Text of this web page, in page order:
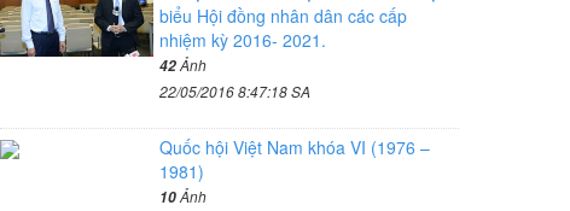
biểu Hội đồng nhân dân các cấp
nhiệm kỳ 2016- 2021.
42Ảnh
22/05/2016 8:47:18 SA
Quốc hội Việt Nam khóa VI (1976 –
1981)
10Ảnh